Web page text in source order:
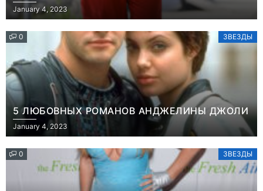
January 4, 2023
0 ЗВЕЗДЫ
5 ЛЮБОВНЫХ РОМАНОВ АНДЖЕЛИНЫ ДЖОЛИ
January 4, 2023
0 ЗВЕЗДЫ